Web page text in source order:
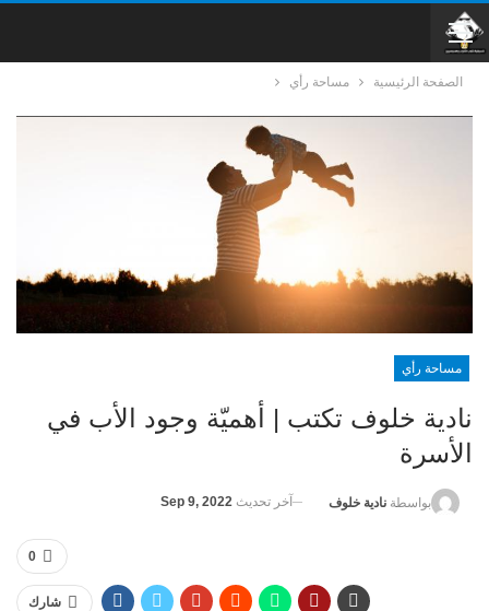
الصفحة الرئيسية مساحة رأي
مساحة رأي
نادية خلوف تكتب | أهميّة وجود الأب في
الأسرة
بواسطة نادية خلوف آخر تحديث Sep 9, 2022
0
شارك